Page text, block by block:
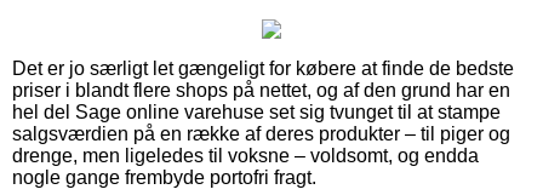
Det er jo særligt let gængeligt for købere at finde de bedste
priser i blandt flere shops på nettet, og af den grund har en
hel del Sage online varehuse set sig tvunget til at stampe
salgsværdien på en række af deres produkter – til piger og
drenge, men ligeledes til voksne – voldsomt, og endda
nogle gange frembyde portofri fragt.